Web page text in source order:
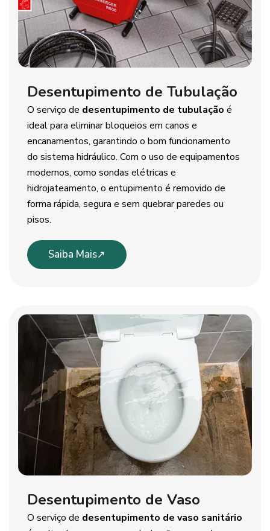
Desentupimento de Tubulação
O serviço de desentupimento de tubulação é
ideal para eliminar bloqueios em canos e
encanamentos, garantindo o bom funcionamento
do sistema hidráulico. Com o uso de equipamentos
modernos, como sondas elétricas e
hidrojateamento, o entupimento é removido de
forma rápida, segura e sem quebrar paredes ou
pisos.
Saiba Mais
Desentupimento de Vaso
O serviço de desentupimento de vaso sanitário